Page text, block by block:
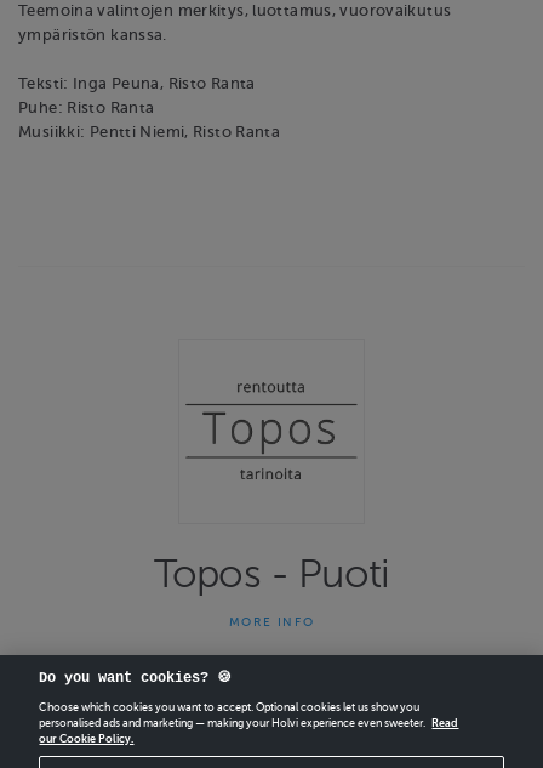
Teemoina valintojen merkitys, luottamus, vuorovaikutus
ympäristön kanssa.
Teksti: Inga Peuna, Risto Ranta
Puhe: Risto Ranta
Musiikki: Pentti Niemi, Risto Ranta
Topos - Puoti
Kaupastamme voit ladata erilaisia rentousohjelmia. Valitse itsellesi
sopiva harjoitus, kuuntele ja nauti, tasapainota omaa olotilaasi.
Voit valita lyhyen läsnäoloharjoituksen tai pidemmän
mielikuvarentoutumisen.
MORE INFO
CREATEYOUR OWN HOLVI ONLINE STORE IN MINUTES.
Do you want cookies? 🍪
Choose which cookies you want to accept. Optional cookies let us show you
personalised ads and marketing — making your Holvi experience even sweeter.
Read
our Cookie Policy.